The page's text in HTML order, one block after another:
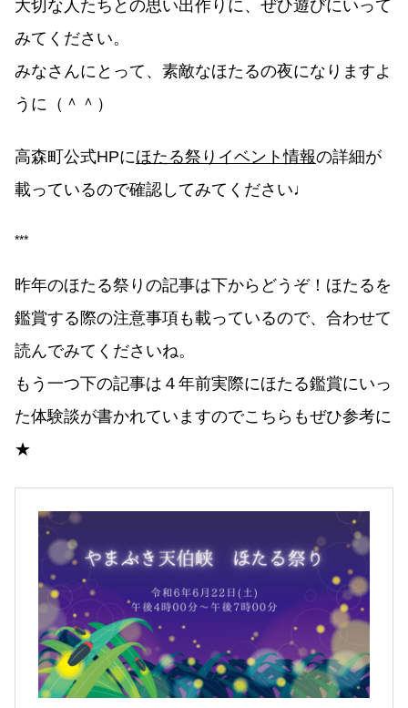
大切な人たちとの思い出作りに、ぜひ遊びにいって
みてください。
みなさんにとって、素敵なほたるの夜になりますよ
うに（＾＾）
高森町公式HPにほたる祭りイベント情報の詳細が
載っているので確認してみてください♩
***
昨年のほたる祭りの記事は下からどうぞ！ほたるを
鑑賞する際の注意事項も載っているので、合わせて
読んでみてくださいね。
もう一つ下の記事は４年前実際にほたる鑑賞にいっ
た体験談が書かれていますのでこちらもぜひ参考に
★